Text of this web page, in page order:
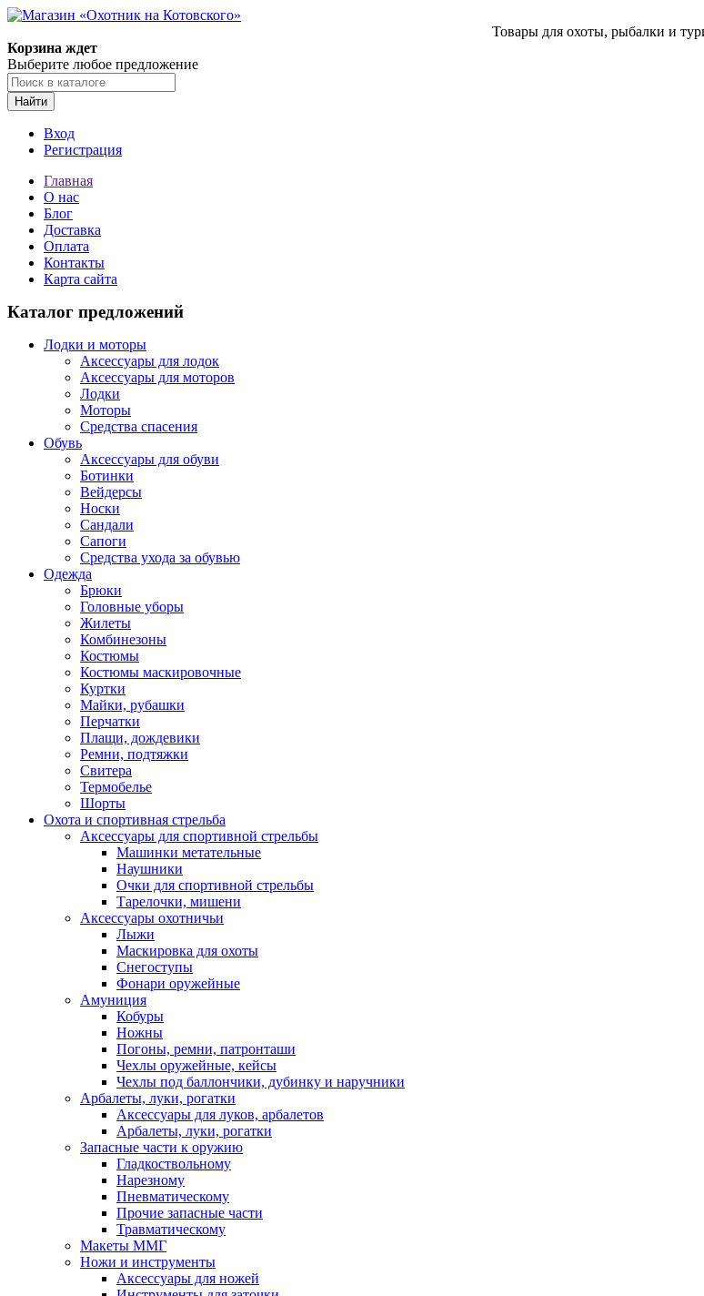
Товары для охоты, рыбалки и
Корзина ждет
Выберите любое предложение
Найти
Вход
Регистрация
Главная
О нас
Блог
Доставка
Оплата
Контакты
Карта сайта
Каталог предложений
Лодки и моторы
Аксессуары для лодок
Аксессуары для моторов
Лодки
Моторы
Средства спасения
Обувь
Аксессуары для обуви
Ботинки
Вейдерсы
Носки
Сандали
Сапоги
Средства ухода за обувью
Одежда
Брюки
Головные уборы
Жилеты
Комбинезоны
Костюмы
Костюмы маскировочные
Куртки
Майки, рубашки
Перчатки
Плащи, дождевики
Ремни, подтяжки
Свитера
Термобелье
Шорты
Охота и спортивная стрельба
Аксессуары для спортивной стрельбы
Машинки метательные
Наушники
Очки для спортивной стрельбы
Тарелочки, мишени
Аксессуары охотничьи
Лыжи
Маскировка для охоты
Снегоступы
Фонари оружейные
Амуниция
Кобуры
Ножны
Погоны, ремни, патронташи
Чехлы оружейные, кейсы
Чехлы под баллончики, дубинку и наручники
Арбалеты, луки, рогатки
Аксессуары для луков, арбалетов
Арбалеты, луки, рогатки
Запасные части к оружию
Гладкоствольному
Нарезному
Пневматическому
Прочие запасные части
Травматическому
Макеты ММГ
Ножи и инструменты
Аксессуары для ножей